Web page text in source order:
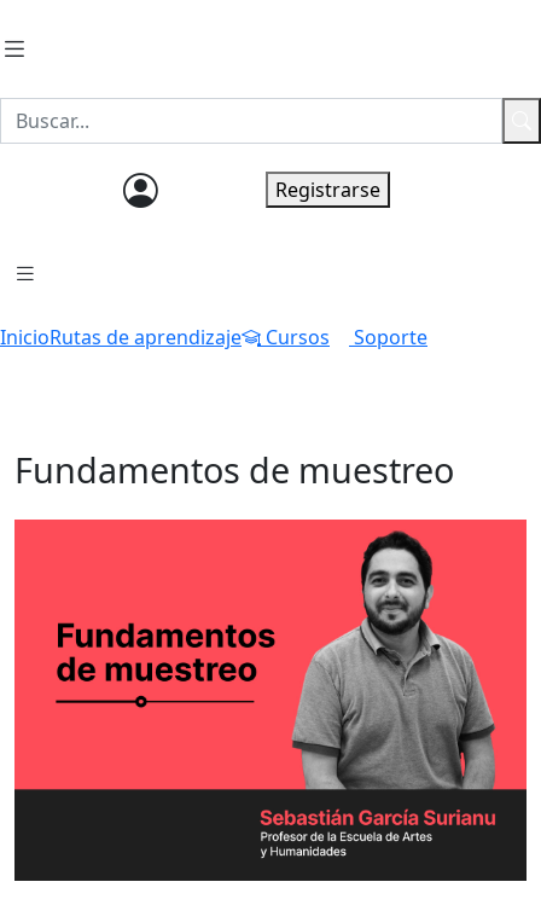
Registrarse
InicioRutas de aprendizaje Cursos Soporte
Fundamentos de muestreo